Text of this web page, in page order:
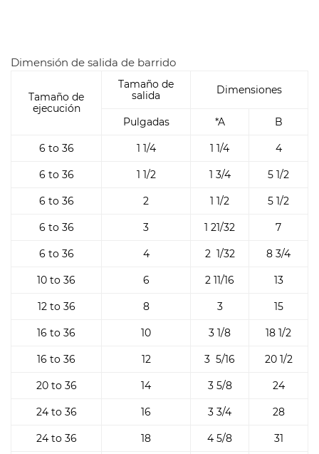
Servicio: OEM personalizado
Plazo de pago: T / T o L / C
Entrega: 7-30 días según la cantidad del pedido.
Dimensión de salida de barrido
Tamaño de
ejecución
Tamaño de
salida
Dimensiones
Pulgadas *A
B
6 to 36
1 1/4 1 1/4
4
6 to 36
1 1/2 1 3/4
5 1/2
6 to 36
2 1 1/2
5 1/2
6 to 36
3 1 21/32
7
6 to 36
4 2 1/32
8 3/4
10 to 36
6 2 11/16
13
12 to 36
8 3
15
16 to 36
10 3 1/8
18 1/2
16 to 36
12 3 5/16
20 1/2
20 to 36
14 3 5/8
24
24 to 36
16 3 3/4
28
24 to 36
18 4 5/8
31